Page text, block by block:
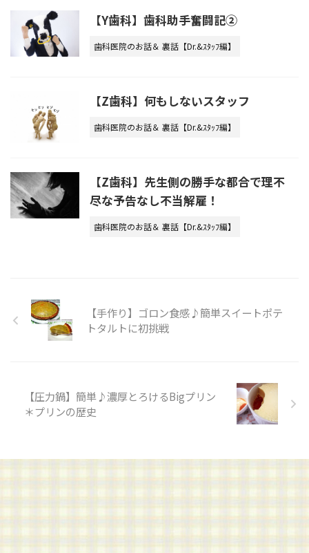
【Y歯科】歯科助手奮闘記②
歯科医院のお話＆ 裏話【Dr.&ｽﾀｯﾌ編】
【Z歯科】何もしないスタッフ
歯科医院のお話＆ 裏話【Dr.&ｽﾀｯﾌ編】
【Z歯科】先生側の勝手な都合で理不
尽な予告なし不当解雇！
歯科医院のお話＆ 裏話【Dr.&ｽﾀｯﾌ編】
【手作り】ゴロン食感♪簡単スイートポテ
トタルトに初挑戦
【圧力鍋】簡単♪濃厚とろけるBigプリン
＊プリンの歴史